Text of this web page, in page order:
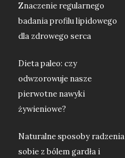
Znaczenie regularnego
badania profilu lipidowego
dla zdrowego serca
Dieta paleo: czy
odwzorowuje nasze
pierwotne nawyki
żywieniowe?
Naturalne sposoby radzenia
sobie z bólem gardła i